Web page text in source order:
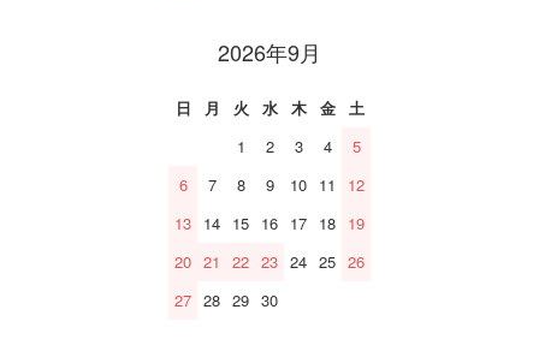
2026年9月
日 月 火 水 木 金
土
1
2 3 4
5
6
7 8 9 10 11
12
13 14 15 16 17 18 19
20 21 22 23 24 25 26
27 28 29 30